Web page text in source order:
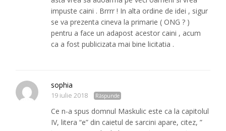
impuste caini . Brrrr ! In alta ordine de idei , sigur
se va prezenta cineva la primarie ( ONG ? )
pentru a face un adapost acestor caini , acum
ca a fost publicizata mai bine licitatia .
sophia
19 iulie 2018 Răspunde
Ce n-a spus domnul Maskulic este ca la capitolul
IV, litera “e” din caietul de sarcini apare, citez, ”